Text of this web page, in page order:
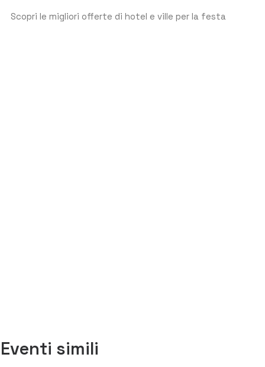
Scopri le migliori offerte di hotel e ville per la festa
Eventi simili